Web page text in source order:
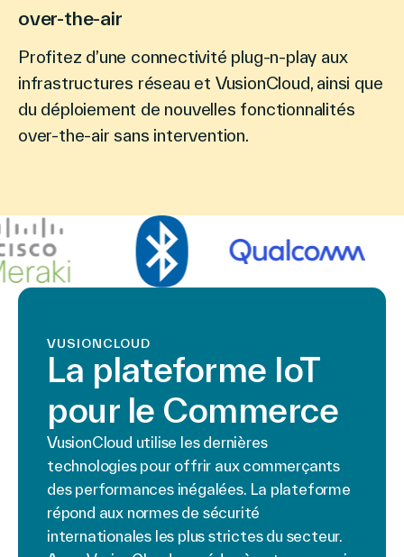
over-the-air
Profitez d’une connectivité plug-n-play aux
infrastructures réseau et VusionCloud, ainsi que
du déploiement de nouvelles fonctionnalités
over-the-air sans intervention.
VUSIONCLOUD
La plateforme IoT
pour le Commerce
VusionCloud utilise les dernières
technologies pour offrir aux commerçants
des performances inégalées. La plateforme
répond aux normes de sécurité
internationales les plus strictes du secteur.